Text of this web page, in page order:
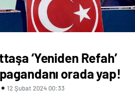
‘Yeniden Refah’
orada yap!
12 Şubat 2024 00:33